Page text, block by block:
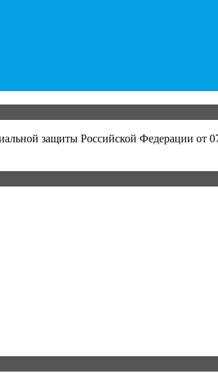
защиты Российской Федерации